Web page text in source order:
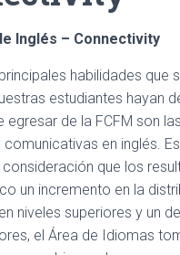
Inglés – Connectivity
habilidades que
estudiantes hayan
egresar de la FCFM son
comunicativas en inglés.
que los
un incremento en la
niveles superiores y un
el Área de Idiomas